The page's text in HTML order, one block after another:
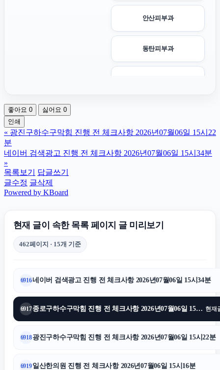
안산피부과
동탄피부과
김포공항주차대행
상간녀소송
좋아요 0 싫어요 0
인쇄
« 광진구하수구막힘 진행 전 체크사항 2026년07월06일 15시22
분
네이버 검색광고 진행 전 체크사항 2026년07월06일 15시34분
»
목록보기
답글쓰기
글수정 글삭제
Powered by KBoard
현재 글이 속한 목록 페이지 글 미리보기
462페이지 · 15개 기준
6916네이버 검색광고 진행 전 체크사항 2026년07월06일 15시34분
6917 종로구하수구막힘 진행 전 체크사항 2026년07월06일 15시28분 현재
6918광진구하수구막힘 진행 전 체크사항 2026년07월06일 15시22분
6919일산한의원 진행 전 체크사항 2026년07월06일 15시16분